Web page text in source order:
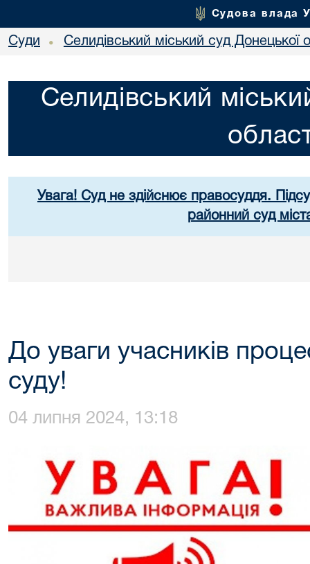
Судова влада
Суди • Селидівський міський суд Донецької
Селидівський
Увага! Суд не здійснює правосуддя.
районний суд
До уваги учасників
суду!
04 липня 2024, 13:18